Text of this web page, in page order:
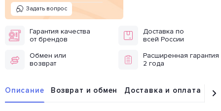
Задать вопрос
Гарантия качества
от брендов
Доставка по
всей России
Обмен или
возврат
Расширенная гарантия
2 года
Описание Возврат и обмен Доставка и оплата